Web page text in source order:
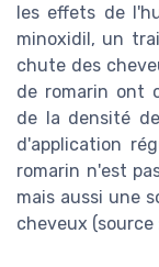
les effets de
minoxidil, un
chute des
de romarin ont
de la densité
d'application
romarin n'est
mais aussi une
cheveux